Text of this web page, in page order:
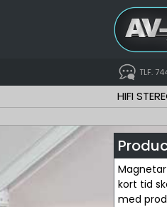
TLF.
HIFI
kort tid
med